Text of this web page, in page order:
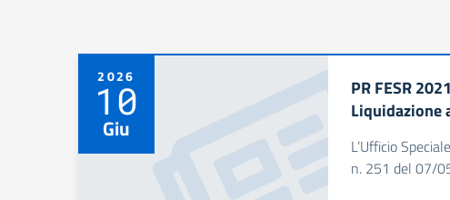
2026
10
Giu
PR FESR
Liquidazione
L’Ufficio
n. 251 del 07/